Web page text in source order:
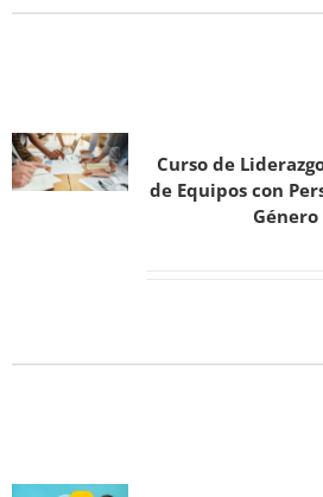
Curso de
de Equipos con
Género